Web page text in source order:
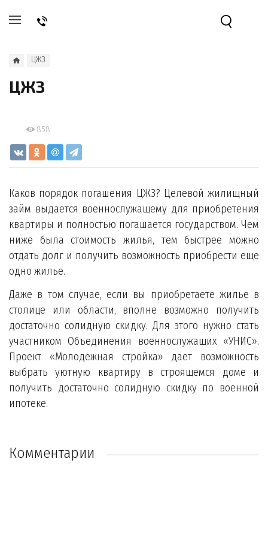
ЦЖЗ
ЦЖЗ
858
Каков порядок погашения ЦЖЗ? Целевой жилищный
займ выдается военнослужащему для приобретения
квартиры и полностью погашается государством. Чем
ниже была стоимость жилья, тем быстрее можно
отдать долг и получить возможность приобрести еще
одно жилье.
Даже в том случае, если вы приобретаете жилье в
столице или области, вполне возможно получить
достаточно солидную скидку. Для этого нужно стать
участником Объединения военнослужащих «УНИС».
Проект «Молодежная стройка» дает возможность
выбрать уютную квартиру в строящемся доме и
получить достаточно солидную скидку по военной
ипотеке.
Комментарии